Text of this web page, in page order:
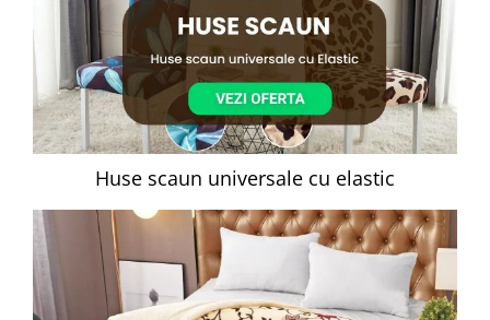
Huse scaun universale cu elastic